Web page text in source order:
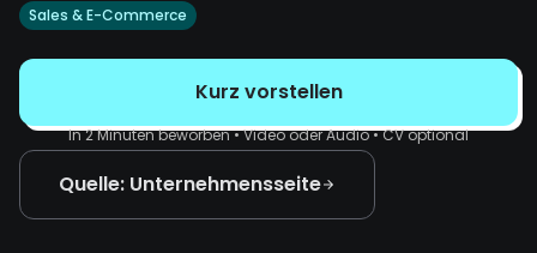
Sales & E-Commerce
Kurz vorstellen
In 2 Minuten beworben • Video oder Audio • CV optional
Quelle: Unternehmensseite